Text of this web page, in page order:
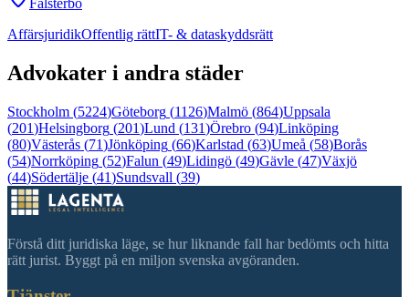
Falsterbo
AffärsjuridikOffentlig rättIT- & dataskyddsrätt
Advokater i andra städer
Stockholm (5224)Göteborg (1126)Malmö (864)Uppsala
(201)Helsingborg (201)Lund (131)Örebro (94)Linköping
(80)Västerås (71)Jönköping (66)Karlstad (63)Umeå (58)Borås
(54)Norrköping (52)Falun (49)Lidingö (49)Gävle (47)Växjö
(44)Södertälje (41)Sundsvall (39)
Förstå ditt juridiska läge, se hur liknande fall har bedömts och hitta
rätt jurist. Byggt på en miljon svenska avgöranden.